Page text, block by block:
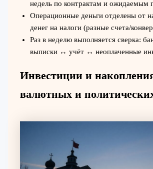
недель по контрактам и ожидаемым
Операционные деньги отделены от
денег на налоги (разные счета/
Раз в неделю выполняется сверка:
выписки ↔ учёт ↔ неоплаченные
Инвестиции и
валютных и